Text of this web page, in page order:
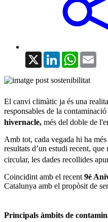
X LinkedInWhatsApp
El canvi climàtic ja és una
responsables de la
hivernacle, més del doble de
Amb tot, cada vegada hi ha
resultats d’un estudi recent,
circular, les dades recollides
Coincidint amb el recent 9è
Catalunya amb el propòsit de
Principals àmbits de